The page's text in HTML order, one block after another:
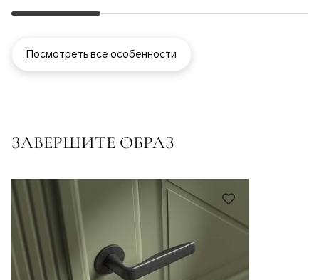
Посмотреть все особенности
ЗАВЕРШИТЕ ОБРАЗ